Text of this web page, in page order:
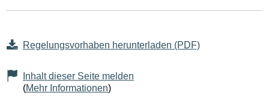
Regelungsvorhaben herunterladen (PDF)
Inhalt dieser Seite melden
(Mehr Informationen)